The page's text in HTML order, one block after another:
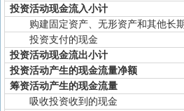
投资活动现金流入小计
购建固定资产、无形资产和其他长
投资支付的现金
投资活动现金流出小计
投资活动产生的现金流量净额
筹资活动产生的现金流量
吸收投资收到的现金